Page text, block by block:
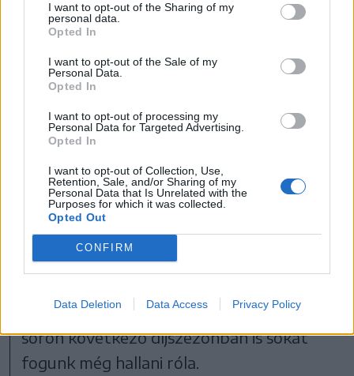
I want to opt-out of the Sharing of my
personal data.
Opted In
I want to opt-out of the Sale of my
Personal Data.
Opted In
I want to opt-out of processing my
Personal Data for Targeted Advertising.
Opted In
I want to opt-out of Collection, Use,
Retention, Sale, and/or Sharing of my
Personal Data that Is Unrelated with the
Purposes for which it was collected.
Opted Out
CONFIRM
Data Deletion Data Access Privacy Policy
Kótyagos szerelem,Vérző ola
Licorice
Pizza) legújabb filmje, amelyben egy
csapat volt forradalmár viszontagságait
követhetjük végig, akikre 16 év után
próbálnak lecsapni a hatóságok. A
Dicaprio Bob Fergusonjára vadászó
forradalmár, Sensei Sergio-t Benicio Del
Torojátsszák, de feltűnik még a filmben,
de ígéretes tehetségkéntChase Infinity
is bizonyíthat. Paul Thomas Anderson
végén érkezik a mozikba, és várhatóan a
soron következő díjszezonban is sokat
fogunk még hallani róla.